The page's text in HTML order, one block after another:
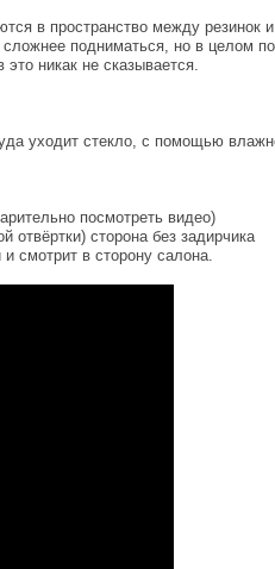
в пространство между резинок
подниматься, но в целом по
никак не сказывается.
уходит стекло, с помощью
посмотреть видео)
сторона без задирчика
смотрит в сторону салона.